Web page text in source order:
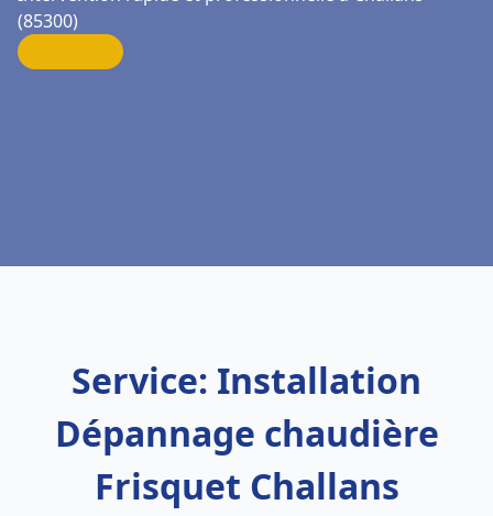
(85300)
Service: Installation
Dépannage chaudière
Frisquet Challans